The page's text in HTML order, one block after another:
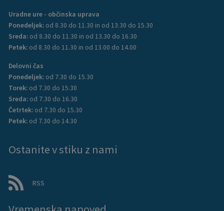
Uradne ure - občinska uprava
Ponedeljek: od 8.30 do 11.30 in od 13.30 do 15.30
Sreda: od 8.30 do 11.30 in od 13.30 do 16.30
Petek: od 8.30 do 11.30 in od 13.00 do 14.00
Delovni čas
Ponedeljek: od 7.30 do 15.30
Torek: od 7.30 do 15.30
Sreda: od 7.30 do 16.30
Četrtek: od 7.30 do 15.30
Petek: od 7.30 do 14.30
Ostanite v stiku z nami
RSS